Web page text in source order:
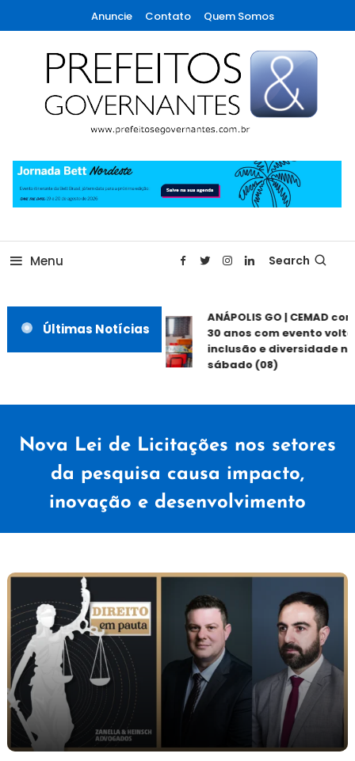
To
Content
Anuncie Contato Quem Somos
Prefeitos & Governantes
Menu Search
Últimas Notícias
ANÁPOLIS GO | CEMAD
30 anos com evento
inclusão e diversidade
sábado (08)
Nova Lei de Licitações nos setores
da pesquisa causa impacto,
inovação e desenvolvimento
13
Redação